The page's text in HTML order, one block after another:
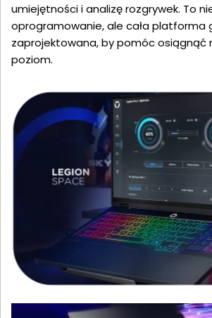
umiejętności i analizę rozgrywek. To
oprogramowanie, ale cała platforma
zaprojektowana, by pomóc osiągnąć
poziom.